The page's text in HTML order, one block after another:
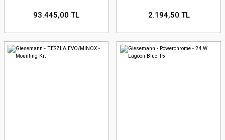
93.445,00 TL 2.194,50 TL